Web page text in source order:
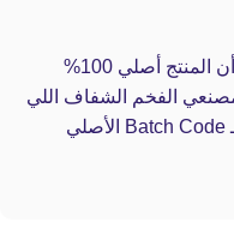
نعم، في “أشري بيوتي” نضمن لكِ أن المنتج أصلي 100%
الفخم الشفاف اللي
بيبين لون التونر الوردي الرايق، مع الـ Batch Code الأصلي